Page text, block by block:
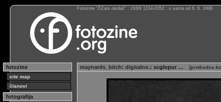
Fotozine “Žičani okidač” : ISSN 1334-0352 : s vama od 6. 6. 1998
fotozine
site map
članovi
fotografija
maynards_bitch: digitalno.: scglopur … [prethodna